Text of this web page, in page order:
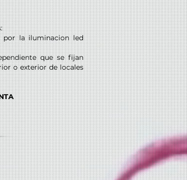
por la iluminacion led
que se fijan
o exterior de locales